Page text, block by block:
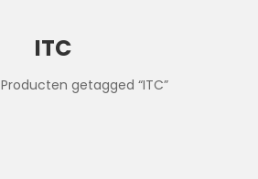
ITC
Producten getagged “ITC”